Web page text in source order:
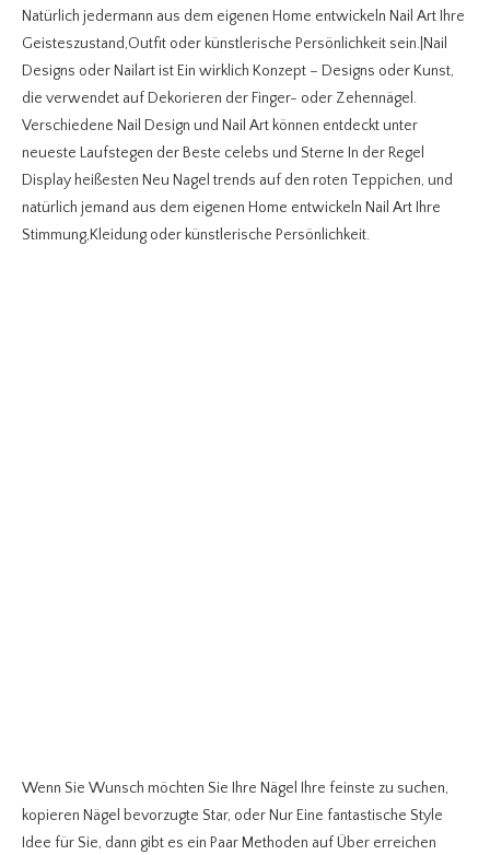
Natürlich jedermann aus dem eigenen Home entwickeln Nail Art Ihre
Geisteszustand,Outfit oder künstlerische Persönlichkeit sein.|Nail
Designs oder Nailart ist Ein wirklich Konzept – Designs oder Kunst,
die verwendet auf Dekorieren der Finger- oder Zehennägel.
Verschiedene Nail Design und Nail Art können entdeckt unter
neueste Laufstegen der Beste celebs und Sterne In der Regel
Display heißesten Neu Nagel trends auf den roten Teppichen, und
natürlich jemand aus dem eigenen Home entwickeln Nail Art Ihre
Stimmung,Kleidung oder künstlerische Persönlichkeit.
Wenn Sie Wunsch möchten Sie Ihre Nägel Ihre feinste zu suchen,
kopieren Nägel bevorzugte Star, oder Nur Eine fantastische Style
Idee für Sie, dann gibt es ein Paar Methoden auf Über erreichen